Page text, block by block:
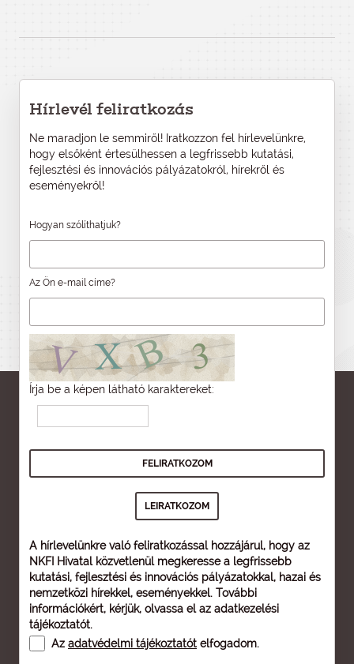
Hírlevél feliratkozás
Ne maradjon le semmiről! Iratkozzon fel hírlevelünkre,
hogy elsőként értesülhessen a legfrissebb kutatási,
fejlesztési és innovációs pályázatokról, hírekről és
eseményekről!
Hogyan szólíthatjuk?
Az Ön e-mail címe?
Írja be a képen látható karaktereket:
A hírlevelünkre való feliratkozással hozzájárul, hogy az
NKFI Hivatal közvetlenül megkeresse a legfrissebb
kutatási, fejlesztési és innovációs pályázatokkal, hazai és
nemzetközi hírekkel, eseményekkel. További
információkért, kérjük, olvassa el az adatkezelési
tájékoztatót.
Az adatvédelmi tájékoztatót elfogadom.